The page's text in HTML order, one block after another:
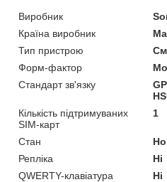
Виробник
Країна виробник
Тип пристрою
Форм-фактор
Стандарт зв'язку
Кількість підтримуваних
SIM-карт
1
Стан
Репліка
Ні
QWERTY-клавіатура
Ні